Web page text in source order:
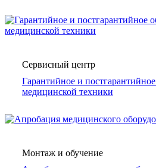
Сервисный центр
Гарантийное и
медицинской техники
Монтаж и обучение